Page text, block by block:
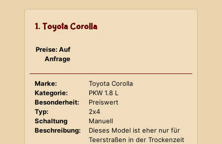
1. Toyota Corolla
Preise: Auf
Anfrage
Marke:
Toyota Corolla
Kategorie:
PKW 1.8 L
Besonderheit:
Preiswert
Typ:
2x4
Schaltung
Manuell
Beschreibung:
Dieses Model ist eher nur für
Teerstraßen in der Trockenzeit